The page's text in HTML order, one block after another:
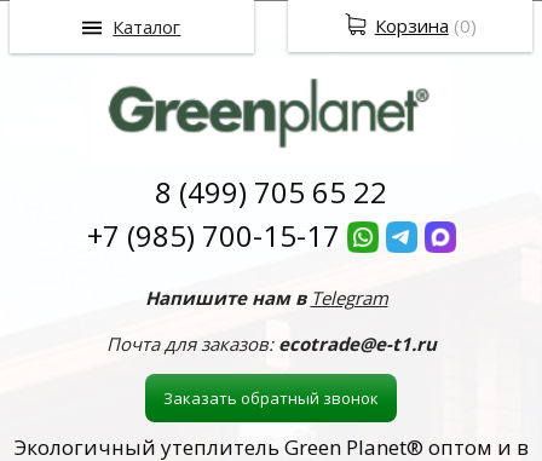
8 (499) 705 65 22
+7 (985) 700-15-17
Напишите нам в Telegram
Почта для заказов: ecotrade@e-t1.ru
Заказать обратный звонок
Экологичный утеплитель Green Planet® оптом и в
Корзина (0)
Каталог